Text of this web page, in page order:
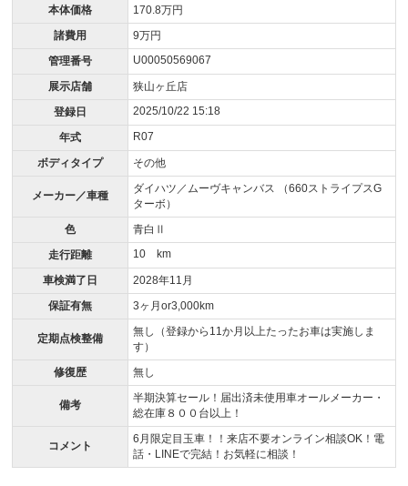
本体価格
170.8万円
諸費用
9万円
管理番号
U00050569067
展示店舗
狭山ヶ丘店
登録日
2025/10/22 15:18
年式 R07
ボディタイプ その他
メーカー／車種
ダイハツ／ムーヴキャンバス （660ストライプスG
ターボ）
色
青白Ⅱ
走行距離
10 km
車検満了日
2028年11月
保証有無
3ヶ月or3,000km
定期点検整備
無し（登録から11か月以上たったお車は実施しま
す）
修復歴
無し
備考
半期決算セール！届出済未使用車オールメーカー・
総在庫８００台以上！
コメント
6月限定目玉車！！来店不要オンライン相談OK！電
話・LINEで完結！お気軽に相談！